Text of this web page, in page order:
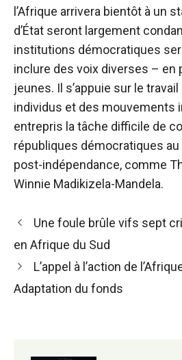
l’Afrique arrivera bientôt à un
d’État seront largement
institutions démocratiques
inclure des voix diverses – en
jeunes. Il s’appuie sur le
individus et des mouvements
entrepris la tâche difficile de
républiques démocratiques
post-indépendance, comme
Winnie Madikizela-Mandela.
Navigation
des
Une foule brûle vifs sept
en Afrique du Sud
L’appel à l’action de
Adaptation du fonds